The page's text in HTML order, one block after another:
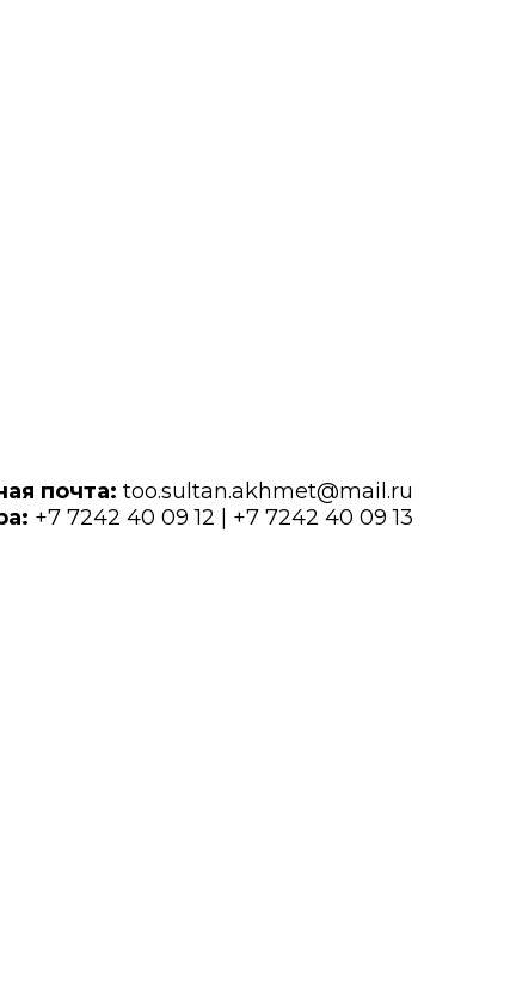
почта: too.sultan.akhmet@mail.ru
+7 7242 40 09 12 | +7 7242 40 09 13